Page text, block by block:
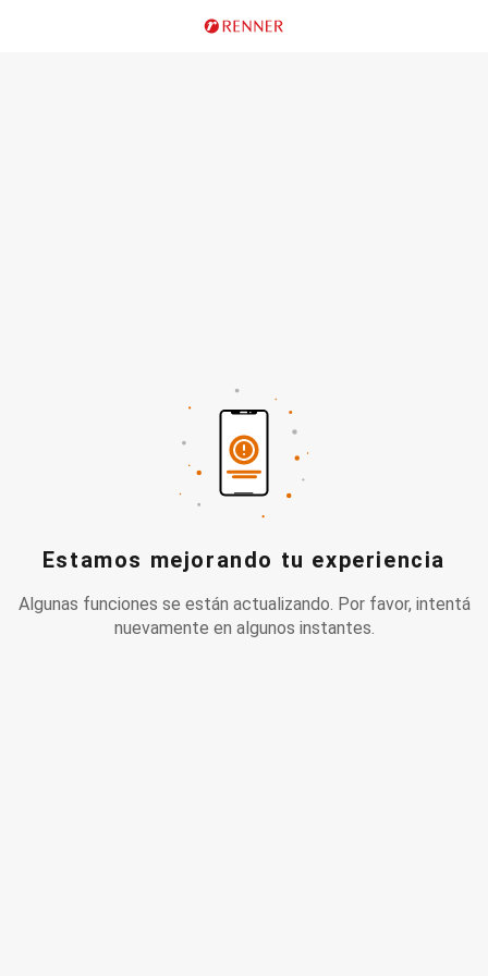
Estamos mejorando tu experiencia
Algunas funciones se están actualizando. Por favor, intentá
nuevamente en algunos instantes.